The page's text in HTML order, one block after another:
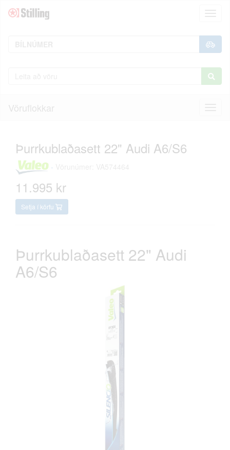
Vöruflokkar
Þurrkublaðasett 22" Audi A6/S6
-
11.995 kr
Setja í körfu
Þurrkublaðasett 22" Audi
A6/S6